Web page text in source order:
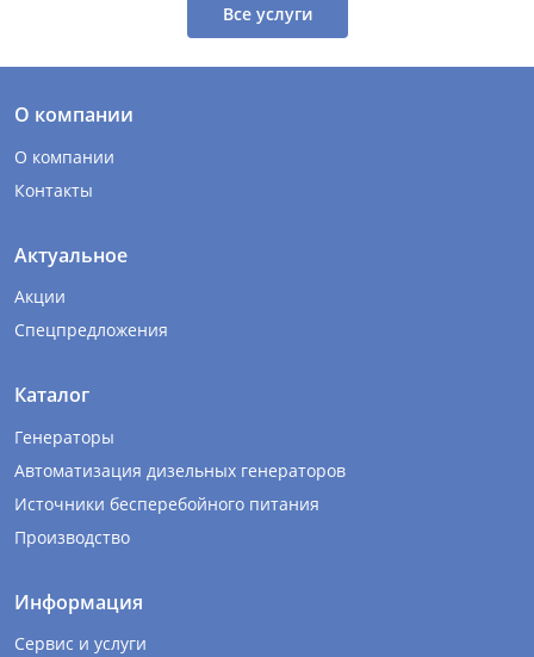
Все услуги
О компании
О компании
Контакты
Актуальное
Акции
Спецпредложения
Каталог
Генераторы
Автоматизация дизельных генераторов
Источники бесперебойного питания
Производство
Информация
Сервис и услуги